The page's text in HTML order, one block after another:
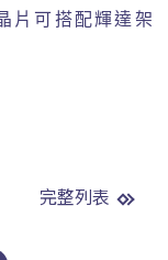
片可搭配輝達架
完整列表